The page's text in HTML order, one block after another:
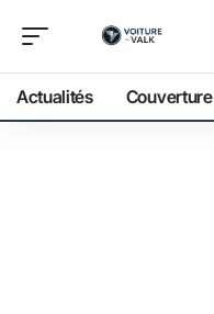
Actualités Couverture